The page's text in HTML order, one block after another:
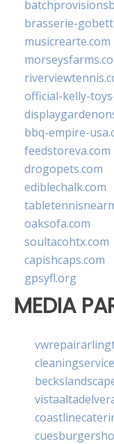
brasserie-
musicrearte.com
official-kelly-
bbq-empire-
feedstoreva.com
drogopets.com
ediblechalk.com
oaksofa.com
soultacohtx.com
capishcaps.com
gpsyfl.org
MEDIA